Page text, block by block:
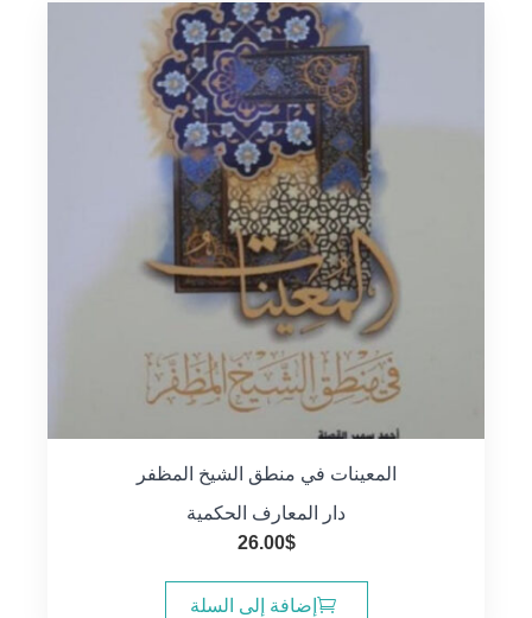
المعينات في منطق الشيخ المظفر
دار المعارف الحكمية
26.00$
إضافة إلى السلة